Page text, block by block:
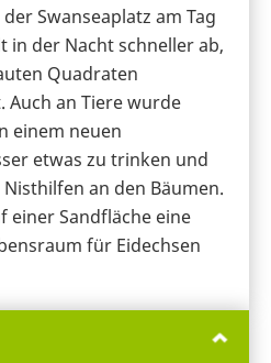
Swanseaplatz am Tag
der Nacht schneller ab,
Quadraten
Auch an Tiere wurde
einem neuen
etwas zu trinken und
an den Bäumen.
einer Sandfläche eine
für Eidechsen